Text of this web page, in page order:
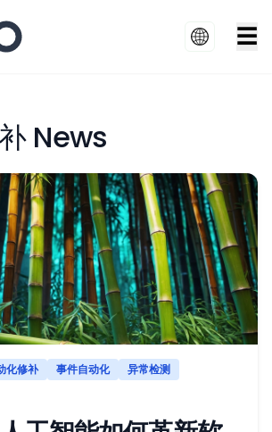
☰
News
化修补 事件自动化
异常检测